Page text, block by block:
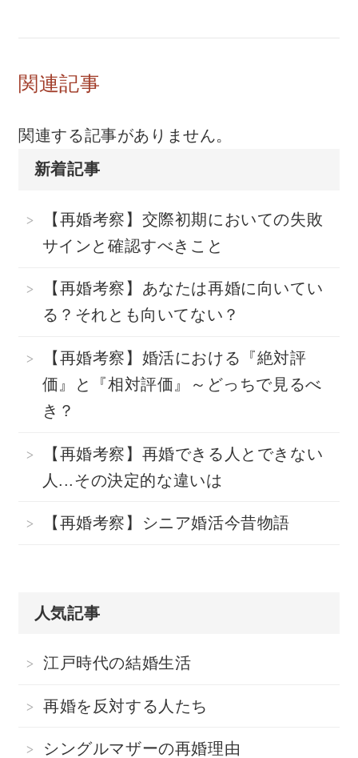
関連記事
関連する記事がありません。
新着記事
【再婚考察】交際初期においての失敗
サインと確認すべきこと
【再婚考察】あなたは再婚に向いてい
る？それとも向いてない？
【再婚考察】婚活における『絶対評
価』と『相対評価』～どっちで見るべ
き？
【再婚考察】再婚できる人とできない
人...その決定的な違いは
【再婚考察】シニア婚活今昔物語
人気記事
江戸時代の結婚生活
再婚を反対する人たち
シングルマザーの再婚理由